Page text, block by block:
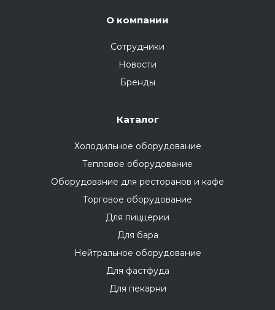
О компании
Сотрудники
Новости
Бренды
Каталог
Холодильное оборудование
Тепловое оборудование
Оборудование для ресторанов и кафе
Торговое оборудование
Для пиццерии
Для бара
Нейтральное оборудование
Для фастфуда
Для пекарни